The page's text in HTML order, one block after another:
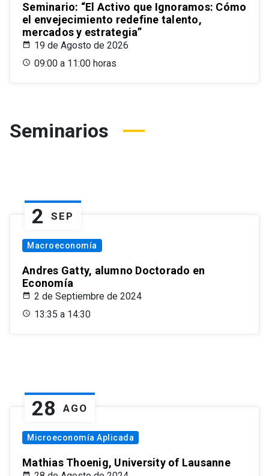
Seminario: “El Activo que Ignoramos: Cómo
el envejecimiento redefine talento,
mercados y estrategia”
19 de Agosto de 2026
09:00 a 11:00 horas
Seminarios
2 SEP
Macroeconomía
Andres Gatty, alumno Doctorado en
Economía
2 de Septiembre de 2024
13:35 a 14:30
28 AGO
Microeconomía Aplicada
Mathias Thoenig, University of Lausanne